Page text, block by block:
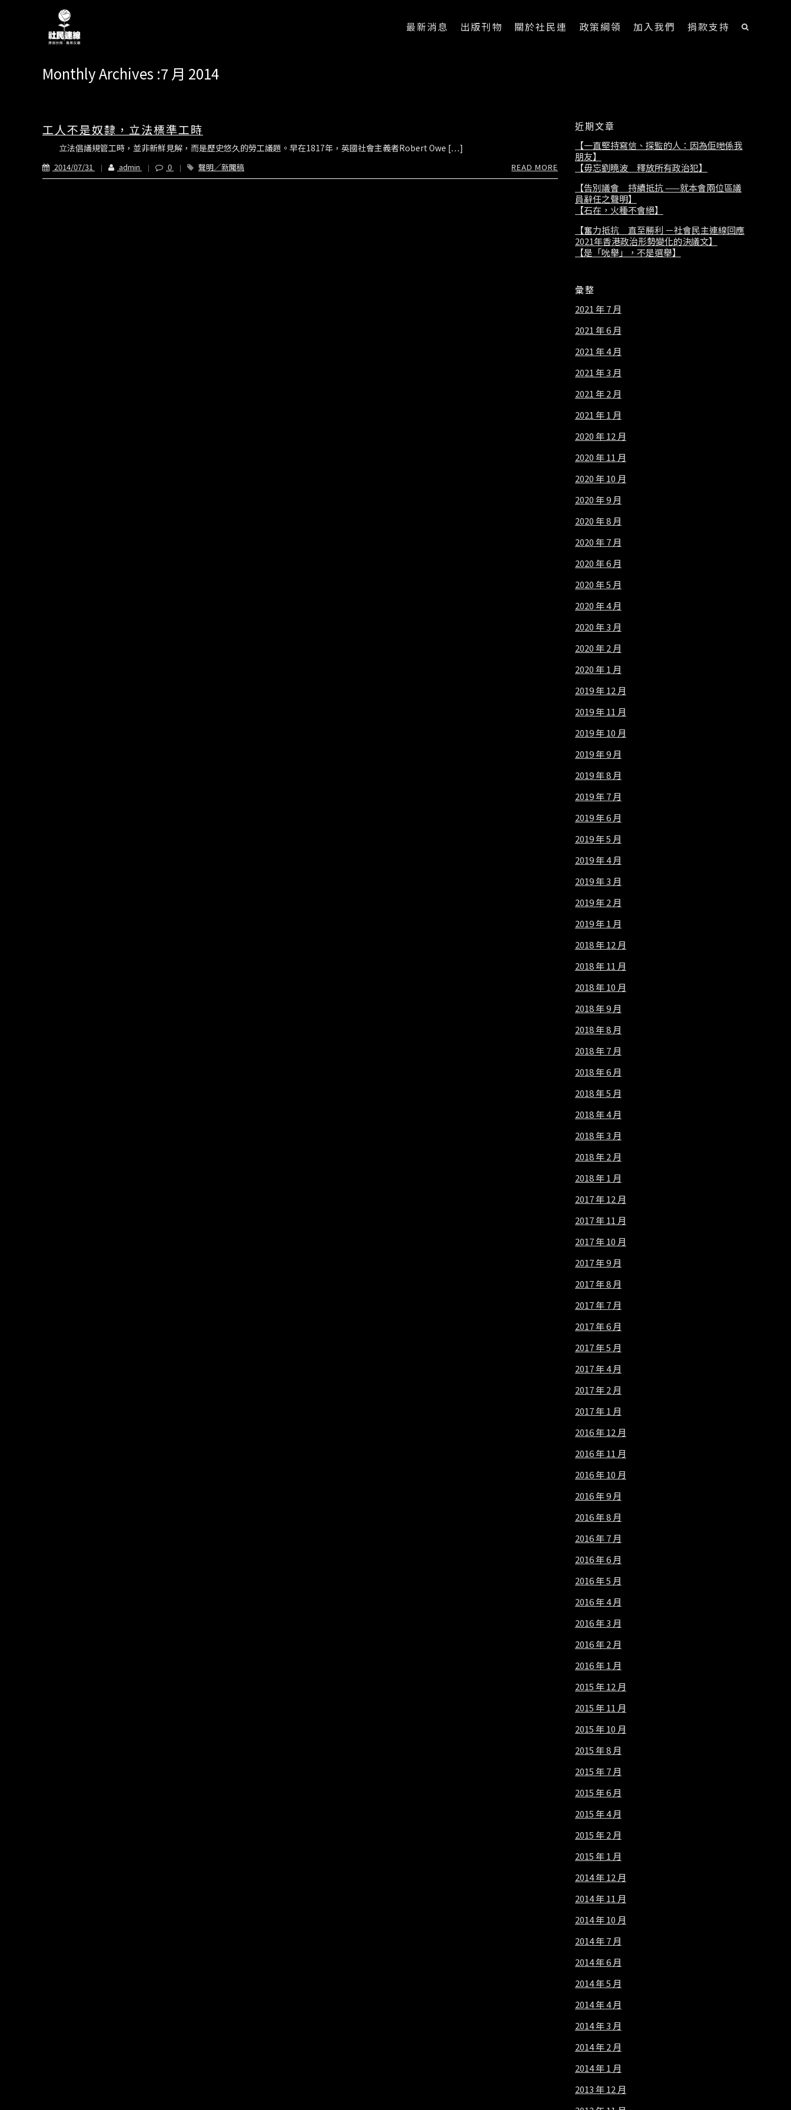
最新消息 出版刊物 關於社民連 政策綱領 加入我們 捐款支持
Monthly Archives :7 月 2014
工人不是奴隸，立法標準工時
立法倡議規管工時，並非新鮮見解，而是歷史悠久的勞工議題。早在1817年，英國社會主義者Robert Owe […]
2014/07/31 admin 0 聲明／新聞稿 READ MORE
近期文章
【一直堅持寫信、探監的人：因為佢哋係我
朋友】
【毋忘劉曉波 釋放所有政治犯】
【告別議會 持續抵抗 ——就本會兩位區議
員辭任之聲明】
【石在，火種不會絕】
【奮力抵抗 直至勝利 －社會民主連線回應
2021年香港政治形勢變化的決議文】
【是「吮舉」，不是選舉】
彙整
2021 年 7 月
2021 年 6 月
2021 年 4 月
2021 年 3 月
2021 年 2 月
2021 年 1 月
2020 年 12 月
2020 年 11 月
2020 年 10 月
2020 年 9 月
2020 年 8 月
2020 年 7 月
2020 年 6 月
2020 年 5 月
2020 年 4 月
2020 年 3 月
2020 年 2 月
2020 年 1 月
2019 年 12 月
2019 年 11 月
2019 年 10 月
2019 年 9 月
2019 年 8 月
2019 年 7 月
2019 年 6 月
2019 年 5 月
2019 年 4 月
2019 年 3 月
2019 年 2 月
2019 年 1 月
2018 年 12 月
2018 年 11 月
2018 年 10 月
2018 年 9 月
2018 年 8 月
2018 年 7 月
2018 年 6 月
2018 年 5 月
2018 年 4 月
2018 年 3 月
2018 年 2 月
2018 年 1 月
2017 年 12 月
2017 年 11 月
2017 年 10 月
2017 年 9 月
2017 年 8 月
2017 年 7 月
2017 年 6 月
2017 年 5 月
2017 年 4 月
2017 年 2 月
2017 年 1 月
2016 年 12 月
2016 年 11 月
2016 年 10 月
2016 年 9 月
2016 年 8 月
2016 年 7 月
2016 年 6 月
2016 年 5 月
2016 年 4 月
2016 年 3 月
2016 年 2 月
2016 年 1 月
2015 年 12 月
2015 年 11 月
2015 年 10 月
2015 年 8 月
2015 年 7 月
2015 年 6 月
2015 年 4 月
2015 年 2 月
2015 年 1 月
2014 年 12 月
2014 年 11 月
2014 年 10 月
2014 年 7 月
2014 年 6 月
2014 年 5 月
2014 年 4 月
2014 年 3 月
2014 年 2 月
2014 年 1 月
2013 年 12 月